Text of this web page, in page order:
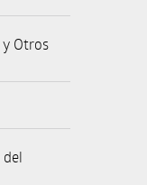
Otros